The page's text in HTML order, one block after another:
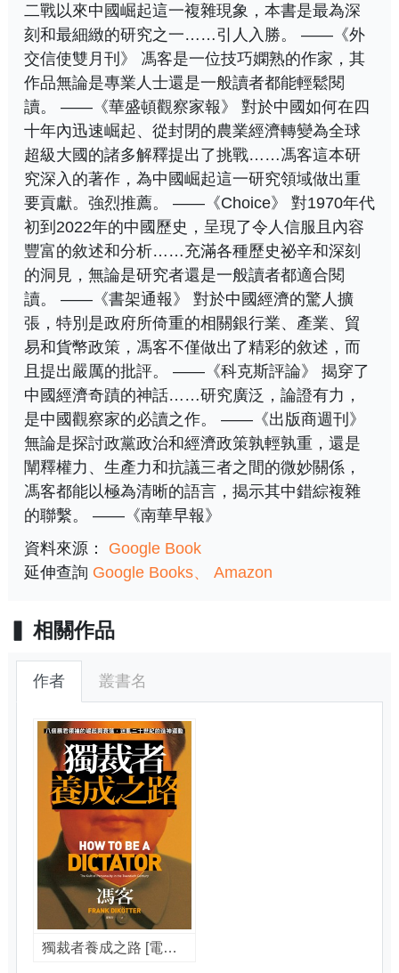
二戰以來中國崛起這一複雜現象，本書是最為深
刻和最細緻的研究之一……引人入勝。 ——《外
交信使雙月刊》 馮客是一位技巧嫻熟的作家，其
作品無論是專業人士還是一般讀者都能輕鬆閱
讀。 ——《華盛頓觀察家報》 對於中國如何在四
十年內迅速崛起、從封閉的農業經濟轉變為全球
超級大國的諸多解釋提出了挑戰……馮客這本研
究深入的著作，為中國崛起這一研究領域做出重
要貢獻。強烈推薦。 ——《Choice》 對1970年代
初到2022年的中國歷史，呈現了令人信服且內容
豐富的敘述和分析……充滿各種歷史祕辛和深刻
的洞見，無論是研究者還是一般讀者都適合閱
讀。 ——《書架通報》 對於中國經濟的驚人擴
張，特別是政府所倚重的相關銀行業、產業、貿
易和貨幣政策，馮客不僅做出了精彩的敘述，而
且提出嚴厲的批評。 ——《科克斯評論》 揭穿了
中國經濟奇蹟的神話……研究廣泛，論證有力，
是中國觀察家的必讀之作。 ——《出版商週刊》
無論是探討政黨政治和經濟政策孰輕孰重，還是
闡釋權力、生產力和抗議三者之間的微妙關係，
馮客都能以極為清晰的語言，揭示其中錯綜複雜
的聯繫。 ——《南華早報》
資料來源： Google Book
延伸查詢 Google Books Amazon
相關作品
作者 叢書名
獨裁者養成之路 [電子書] : 八個暴君領袖的崛起與衰落, 迷亂二十世紀的造神運動 / 馮客(Frank Dikötter)著 ; 廖珮杏譯